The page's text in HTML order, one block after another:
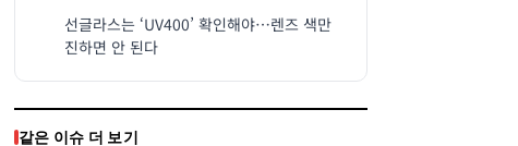
선글라스는 ‘UV400’ 확인해야…렌즈 색만
진하면 안 된다
같은 이슈 더 보기